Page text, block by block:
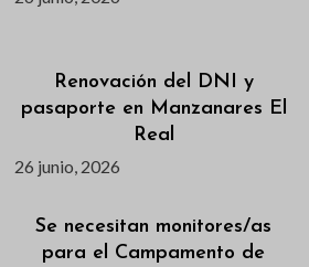
Renovación del DNI y
pasaporte en Manzanares El
Real
26 junio, 2026
Se necesitan monitores/as
para el Campamento de